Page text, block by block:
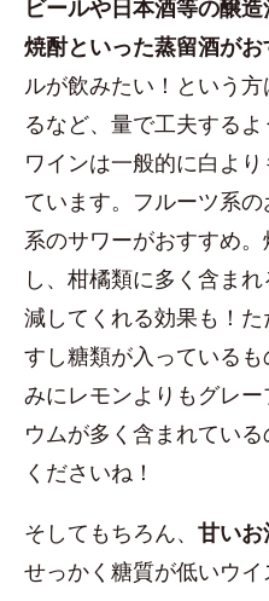
ビールや日本酒等の醸
焼酎といった蒸留酒がお
ルが飲みたい！という
るなど、量で工夫するよ
ワインは一般的に白よ
ています。フルーツ系
系のサワーがおすすめ
し、柑橘類に多く含ま
減してくれる効果も！
すし糖類が入っている
みにレモンよりもグレ
ウムが多く含まれてい
くださいね！
そしてもちろん、 甘いお
せっかく糖質が低いウ